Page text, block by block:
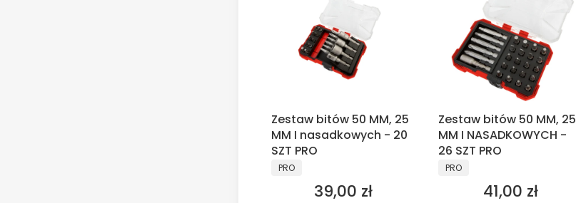
Zestaw bitów 50 MM, 25
MM I nasadkowych - 20
SZT PRO
PRODUCENT
PRO
Cena
39,00 zł
Zestaw bitów 50 MM, 25
MM I NASADKOWYCH -
26 SZT PRO
PRODUCENT
PRO
Cena
41,00 zł